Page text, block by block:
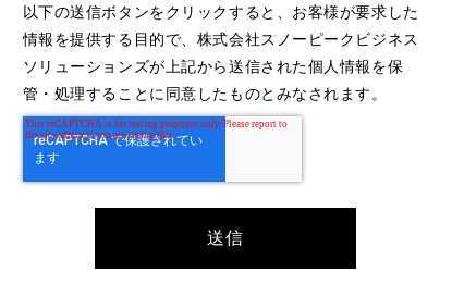
以下の送信ボタンをクリックすると、お客様が要求した
情報を提供する目的で、株式会社スノーピークビジネス
ソリューションズが上記から送信された個人情報を保
管・処理することに同意したものとみなされます。